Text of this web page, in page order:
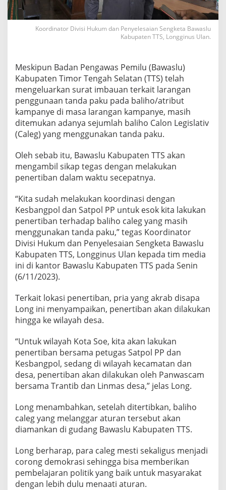
Koordinator Divisi Hukum dan Penyelesaian Sengketa Bawaslu
Kabupaten TTS, Longginus Ulan.
Meskipun Badan Pengawas Pemilu (Bawaslu)
Kabupaten Timor Tengah Selatan (TTS) telah
mengeluarkan surat imbauan terkait larangan
penggunaan tanda paku pada baliho/atribut
kampanye di masa larangan kampanye, masih
ditemukan adanya sejumlah baliho Calon Legislativ
(Caleg) yang menggunakan tanda paku.
Oleh sebab itu, Bawaslu Kabupaten TTS akan
mengambil sikap tegas dengan melakukan
penertiban dalam waktu secepatnya.
“Kita sudah melakukan koordinasi dengan
Kesbangpol dan Satpol PP untuk esok kita lakukan
penertiban terhadap baliho caleg yang masih
menggunakan tanda paku,” tegas Koordinator
Divisi Hukum dan Penyelesaian Sengketa Bawaslu
Kabupaten TTS, Longginus Ulan kepada tim media
ini di kantor Bawaslu Kabupaten TTS pada Senin
(6/11/2023).
Terkait lokasi penertiban, pria yang akrab disapa
Long ini menyampaikan, penertiban akan dilakukan
hingga ke wilayah desa.
“Untuk wilayah Kota Soe, kita akan lakukan
penertiban bersama petugas Satpol PP dan
Kesbangpol, sedang di wilayah kecamatan dan
desa, penertiban akan dilakukan oleh Panwascam
bersama Trantib dan Linmas desa,” jelas Long.
Long menambahkan, setelah ditertibkan, baliho
caleg yang melanggar aturan tersebut akan
diamankan di gudang Bawaslu Kabupaten TTS.
Long berharap, para caleg mesti sekaligus menjadi
corong demokrasi sehingga bisa memberikan
pembelajaran politik yang baik untuk masyarakat
dengan lebih dulu menaati aturan.